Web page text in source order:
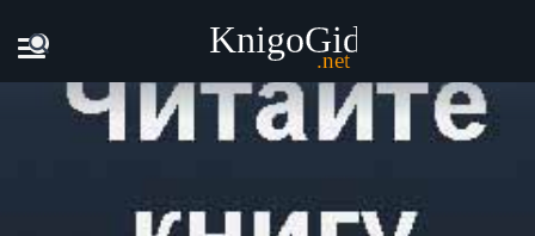
Главная Александра Таневич - На краешке любви